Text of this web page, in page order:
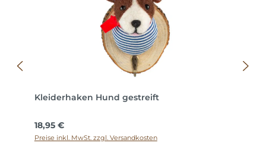
Kleiderhaken Hund gestreift
Regulärer Preis:
18,95 €
Preise inkl. MwSt. zzgl. Versandkosten